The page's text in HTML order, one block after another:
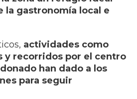
la gastronomía local e
actividades como
y recorridos por el centro
han dado a los
para seguir